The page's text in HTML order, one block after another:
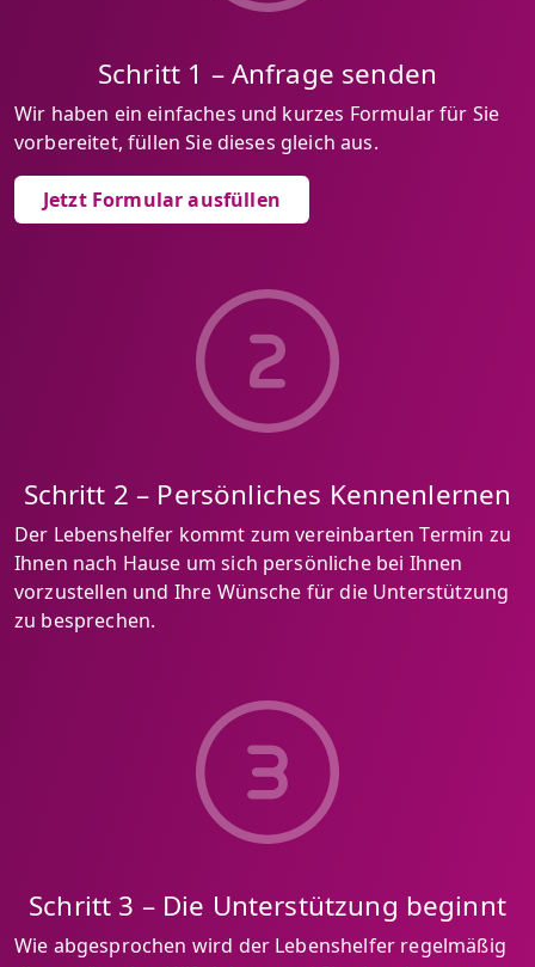
Schritt 1 – Anfrage senden
Wir haben ein einfaches und kurzes Formular für Sie
vorbereitet, füllen Sie dieses gleich aus.
Jetzt Formular ausfüllen
Schritt 2 – Persönliches Kennenlernen
Der Lebenshelfer kommt zum vereinbarten Termin zu
Ihnen nach Hause um sich persönliche bei Ihnen
vorzustellen und Ihre Wünsche für die Unterstützung
zu besprechen.
Schritt 3 – Die Unterstützung beginnt
Wie abgesprochen wird der Lebenshelfer regelmäßig